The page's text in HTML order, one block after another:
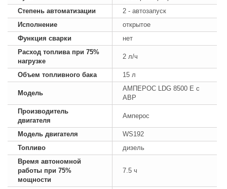
Степень автоматизации
2 - автозапуск
Исполнение
открытое
Функция сварки
нет
Расход топлива при 75%
нагрузке
2 л/ч
Объем топливного бака 15 л
Модель
АМПЕРОС LDG 8500 E с
АВР
Производитель
двигателя
Амперос
Модель двигателя
WS192
Топливо
дизель
Время автономной
работы при 75%
мощности
7.5 ч